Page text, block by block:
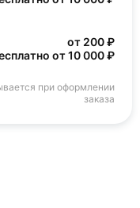
от 200 ₽
от 10 000 ₽
при оформлении
заказа